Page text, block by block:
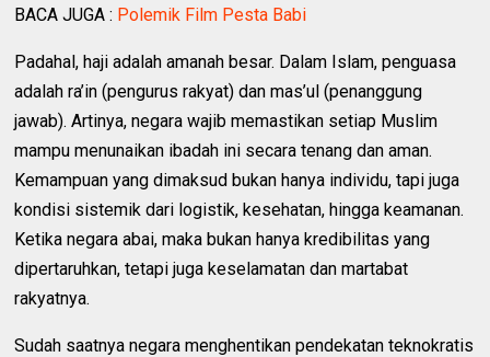
BACA JUGA : Polemik Film Pesta Babi
Padahal, haji adalah amanah besar. Dalam Islam, penguasa
adalah ra’in (pengurus rakyat) dan mas’ul (penanggung
jawab). Artinya, negara wajib memastikan setiap Muslim
mampu menunaikan ibadah ini secara tenang dan aman.
Kemampuan yang dimaksud bukan hanya individu, tapi juga
kondisi sistemik dari logistik, kesehatan, hingga keamanan.
Ketika negara abai, maka bukan hanya kredibilitas yang
dipertaruhkan, tetapi juga keselamatan dan martabat
rakyatnya.
Sudah saatnya negara menghentikan pendekatan teknokratis